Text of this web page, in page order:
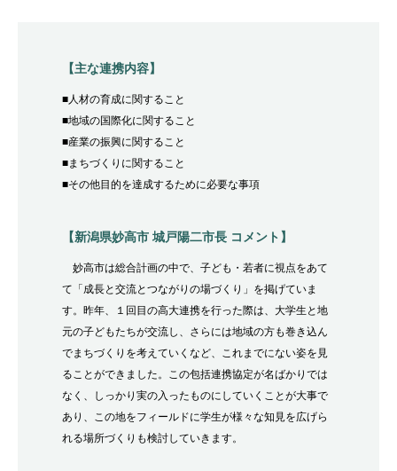
【主な連携内容】
■人材の育成に関すること
■地域の国際化に関すること
■産業の振興に関すること
■まちづくりに関すること
■その他目的を達成するために必要な事項
【新潟県妙高市 城戸陽二市長 コメント】
妙高市は総合計画の中で、子ども・若者に視点をあて
て「成長と交流とつながりの場づくり」を掲げていま
す。昨年、１回目の高大連携を行った際は、大学生と地
元の子どもたちが交流し、さらには地域の方も巻き込ん
でまちづくりを考えていくなど、これまでにない姿を見
ることができました。この包括連携協定が名ばかりでは
なく、しっかり実の入ったものにしていくことが大事で
あり、この地をフィールドに学生が様々な知見を広げら
れる場所づくりも検討していきます。